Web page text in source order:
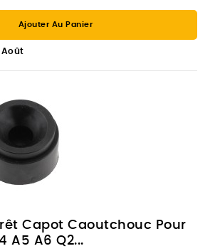
Ajouter Au Panier
Août
Capot Caoutchouc Pour
A5 A6 Q2...